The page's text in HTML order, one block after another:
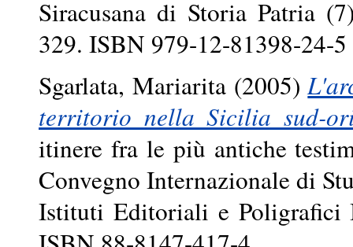
Siracusana di Storia Patria
329. ISBN 979-12-81398-24-5
Sgarlata, Mariarita(2005)
territorio nella Sicilia sud-
itinere fra le più antiche
Convegno Internazionale di
Istituti Editoriali e Poligrafici